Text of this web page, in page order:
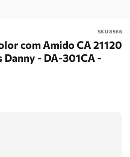
SKU8566
com Amido CA 21120
Danny - DA-301CA -